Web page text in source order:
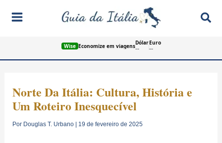
para
Wise Economize em viagensDólar
--
Euro
--
Norte Da Itália: Cultura, História e
Um Roteiro Inesquecível
Por Douglas T. Urbano | 19 de fevereiro de 2025